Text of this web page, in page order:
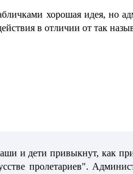
хорошая идея, но
в отличии от так
и дети привыкнут, как
пролетариев".